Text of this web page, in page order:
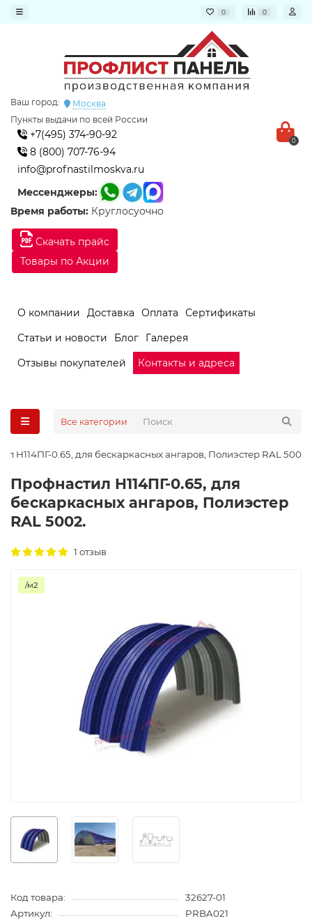
0 0
Скачать прайс
Товары по Акции
Ваш город:
Москва
Пункты выдачи по всей России
+7(495) 374-90-92
8 (800) 707-76-94
info@profnastilmoskva.ru
Мессенджеры:
Время работы: Круглосуочно
0
О компании Доставка Оплата
Сертификаты
Статьи и новости
Блог
Галерея
Отзывы покупателей
Контакты и адреса
Все категории
H114ПГ-0.65, для бескаркасных ангаров, Полиэстер RAL 5002.
Профнастил H114ПГ-0.65, для
бескаркасных ангаров, Полиэстер
RAL 5002.
1 отзыв
/м2
Код товара:
32627-01
Артикул:
PRBA021